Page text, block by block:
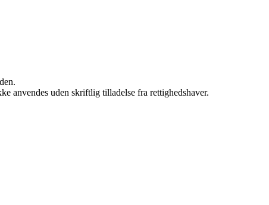
anvendes uden skriftlig tilladelse fra rettighedshaver.